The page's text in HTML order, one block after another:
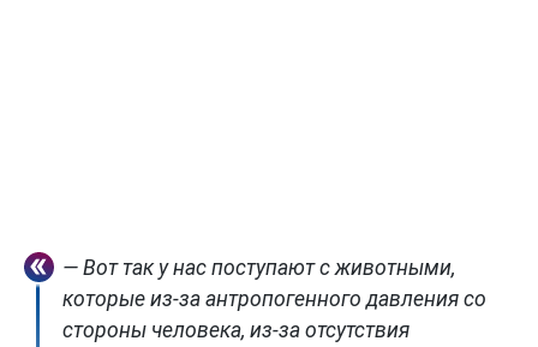
— Вот так у нас поступают с животными,
которые из-за антропогенного давления со
стороны человека, из-за отсутствия